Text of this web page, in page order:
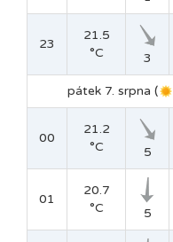
23
21.5
°C
3
pátek 7. srpna (
00
21.2
°C
5
01
20.7
°C
5